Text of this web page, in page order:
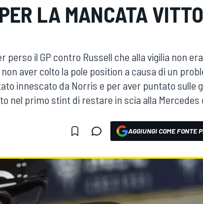
LA MANCATA
perso il GP contro Russell che alla vigilia non era
aver colto la pole position a causa di un
innescato da Norris e per aver puntato sulle
nel primo stint di restare in scia alla Mercedes
AGGIUNGI COME FONTE